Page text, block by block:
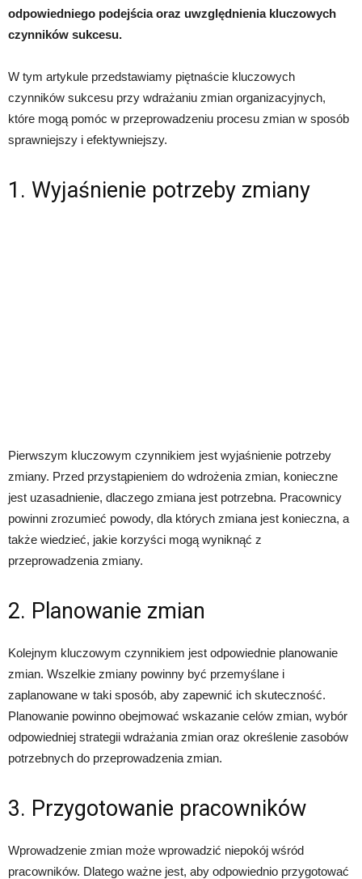
odpowiedniego podejścia oraz uwzględnienia kluczowych
czynników sukcesu.
W tym artykule przedstawiamy piętnaście kluczowych
czynników sukcesu przy wdrażaniu zmian organizacyjnych,
które mogą pomóc w przeprowadzeniu procesu zmian w sposób
sprawniejszy i efektywniejszy.
1. Wyjaśnienie potrzeby zmiany
Pierwszym kluczowym czynnikiem jest wyjaśnienie potrzeby
zmiany. Przed przystąpieniem do wdrożenia zmian, konieczne
jest uzasadnienie, dlaczego zmiana jest potrzebna. Pracownicy
powinni zrozumieć powody, dla których zmiana jest konieczna, a
także wiedzieć, jakie korzyści mogą wyniknąć z
przeprowadzenia zmiany.
2. Planowanie zmian
Kolejnym kluczowym czynnikiem jest odpowiednie planowanie
zmian. Wszelkie zmiany powinny być przemyślane i
zaplanowane w taki sposób, aby zapewnić ich skuteczność.
Planowanie powinno obejmować wskazanie celów zmian, wybór
odpowiedniej strategii wdrażania zmian oraz określenie zasobów
potrzebnych do przeprowadzenia zmian.
3. Przygotowanie pracowników
Wprowadzenie zmian może wprowadzić niepokój wśród
pracowników. Dlatego ważne jest, aby odpowiednio przygotować